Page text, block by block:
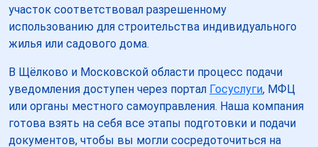
участок соответствовал разрешенному
использованию для строительства индивидуального
жилья или садового дома.
В Щёлково и Московской области процесс подачи
уведомления доступен через портал Госуслуги, МФЦ
или органы местного самоуправления. Наша компания
готова взять на себя все этапы подготовки и подачи
документов, чтобы вы могли сосредоточиться на